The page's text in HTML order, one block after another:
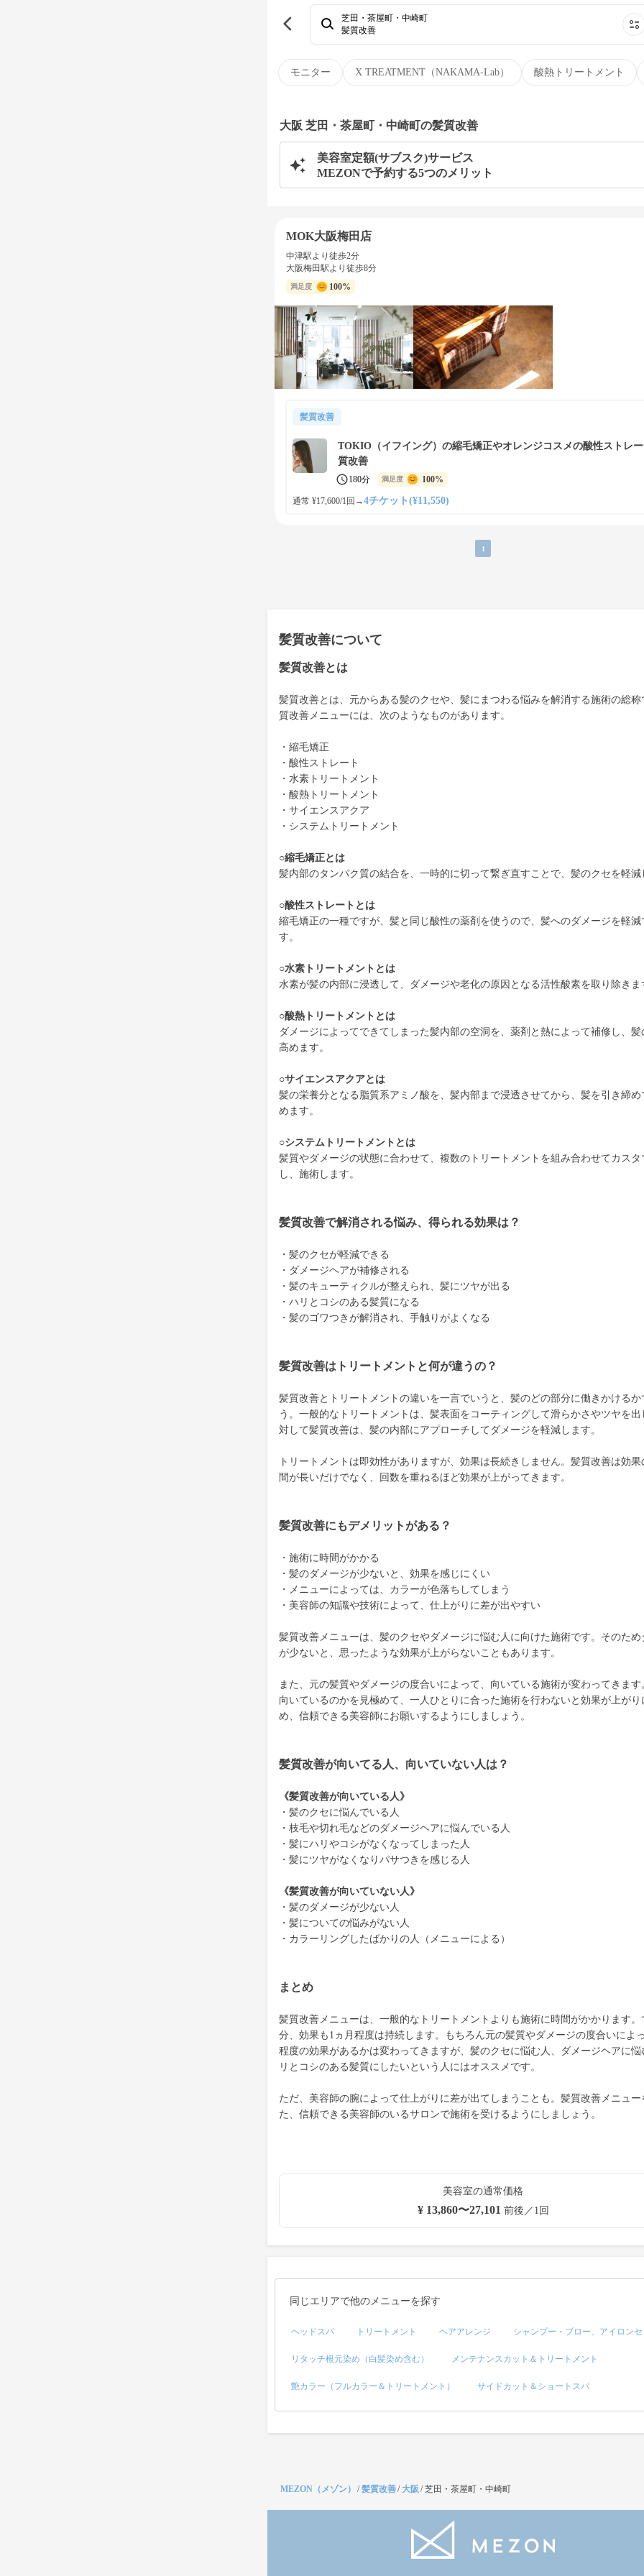
モニター X TREATMENT（NAKAMA-Lab） 酸熱トリートメント
芝田・茶屋町・中崎町
髪質改善
大阪 芝田・茶屋町・中崎町の髪質改善
美容室定額(サブスク)サービス
MEZONで予約する5つのメリット
MOK大阪梅田店
中津駅より徒歩2分
大阪梅田駅より徒歩8分
満足度 100%
髪質改善
TOKIO（イフイング）の縮毛矯正やオレンジコスメの酸性ストレ
質改善
180分 満足度 100%
通常 ¥17,600/1回 →4チケット(¥11,550)
1
髪質改善について
髪質改善とは
髪質改善とは、元からある髪のクセや、髪にまつわる悩みを解消する施術の総称
質改善メニューには、次のようなものがあります。
・縮毛矯正
・酸性ストレート
・水素トリートメント
・酸熱トリートメント
・サイエンスアクア
・システムトリートメント
○縮毛矯正とは
髪内部のタンパク質の結合を、一時的に切って繋ぎ直すことで、髪のクセを軽減
○酸性ストレートとは
縮毛矯正の一種ですが、髪と同じ酸性の薬剤を使うので、髪へのダメージを軽減
す。
○水素トリートメントとは
水素が髪の内部に浸透して、ダメージや老化の原因となる活性酸素を取り除きま
○酸熱トリートメントとは
ダメージによってできてしまった髪内部の空洞を、薬剤と熱によって補修し、髪
高めます。
○サイエンスアクアとは
髪の栄養分となる脂質系アミノ酸を、髪内部まで浸透させてから、髪を引き締め
めます。
○システムトリートメントとは
髪質やダメージの状態に合わせて、複数のトリートメントを組み合わせてカスタ
し、施術します。
髪質改善で解消される悩み、得られる効果は？
・髪のクセが軽減できる
・ダメージヘアが補修される
・髪のキューティクルが整えられ、髪にツヤが出る
・ハリとコシのある髪質になる
・髪のゴワつきが解消され、手触りがよくなる
髪質改善はトリートメントと何が違うの？
髪質改善とトリートメントの違いを一言でいうと、髪のどの部分に働きかけるか
う。一般的なトリートメントは、髪表面をコーティングして滑らかさやツヤを出
対して髪質改善は、髪の内部にアプローチしてダメージを軽減します。
トリートメントは即効性がありますが、効果は長続きしません。髪質改善は効果
間が長いだけでなく、回数を重ねるほど効果が上がってきます。
髪質改善にもデメリットがある？
・施術に時間がかかる
・髪のダメージが少ないと、効果を感じにくい
・メニューによっては、カラーが色落ちしてしまう
・美容師の知識や技術によって、仕上がりに差が出やすい
髪質改善メニューは、髪のクセやダメージに悩む人に向けた施術です。そのため
が少ないと、思ったような効果が上がらないこともあります。
また、元の髪質やダメージの度合いによって、向いている施術が変わってきます
向いているのかを見極めて、一人ひとりに合った施術を行わないと効果が上がり
め、信頼できる美容師にお願いするようにしましょう。
髪質改善が向いてる人、向いていない人は？
《髪質改善が向いている人》
・髪のクセに悩んでいる人
・枝毛や切れ毛などのダメージヘアに悩んでいる人
・髪にハリやコシがなくなってしまった人
・髪にツヤがなくなりパサつきを感じる人
《髪質改善が向いていない人》
・髪のダメージが少ない人
・髪についての悩みがない人
・カラーリングしたばかりの人（メニューによる）
まとめ
髪質改善メニューは、一般的なトリートメントよりも施術に時間がかかります。
分、効果も1ヵ月程度は持続します。もちろん元の髪質やダメージの度合いによ
程度の効果があるかは変わってきますが、髪のクセに悩む人、ダメージヘアに悩
リとコシのある髪質にしたいという人にはオススメです。
ただ、美容師の腕によって仕上がりに差が出てしまうことも。髪質改善メニュー
た、信頼できる美容師のいるサロンで施術を受けるようにしましょう。
美容室の通常価格
¥ 13,860〜27,101 前後／1回
同じエリアで他のメニューを探す
ヘッドスパ トリートメント ヘアアレンジ シャンプー・ブロー、アイロン
リタッチ根元染め（白髪染め含む） メンテナンスカット＆トリートメント
艶カラー（フルカラー＆トリートメント） サイドカット＆ショートスパ
MEZON（メゾン） /髪質改善/大阪 /芝田・茶屋町・中崎町